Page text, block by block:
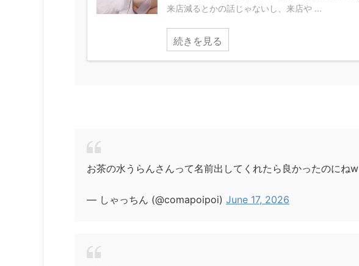
来店減るとかの話じゃないし、来店や ...
続きを見る
お茶の水うらんさんって名前出してくれたら良かったのにねw
— しゃっちん (@comapoipoi) June 17, 2026